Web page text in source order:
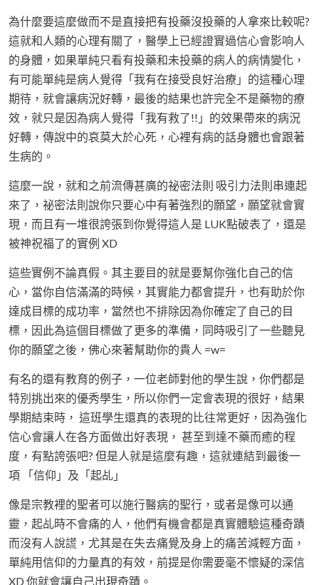
為什麼要這麼做而不是直接把有投藥沒投藥的人拿來比較呢?
這就和人類的心理有關了，醫學上已經證實過信心會影响人
的身體，如果單純只看有投藥和未投藥的病人的病情變化，
有可能單純是病人覺得「我有在接受良好治療」的這種心理
期待，就會讓病況好轉，最後的結果也許完全不是藥物的療
效，就只是因為病人覺得「我有救了!!」的效果帶來的病況
好轉，傳說中的哀莫大於心死，心裡有病的話身體也會跟著
生病的。
這麼一說，就和之前流傳甚廣的祕密法則 吸引力法則串連起
來了，祕密法則說你只要心中有著強烈的願望，願望就會實
現，而且有一堆很誇張到你覺得這人是 LUK點破表了，還是
被神祝福了的實例 XD
這些實例不論真假。其主要目的就是要幫你強化自己的信
心，當你自信滿滿的時候，其實能力都會提升，也有助於你
達成目標的成功率，當然也不排除因為你確定了自己的目
標，因此為這個目標做了更多的準備，同時吸引了一些聽見
你的願望之後，佛心來著幫助你的貴人 =w=
有名的還有教育的例子，一位老師對他的學生說，你們都是
特別挑出來的優秀學生，所以你們一定會表現的很好，結果
學期結束時， 這班學生還真的表現的比往常更好，因為強化
信心會讓人在各方面做出好表現， 甚至到達不藥而癒的程
度，有點誇張吧? 但是人就是這麼有趣，這就連結到最後一
項 「信仰」及「起乩」
像是宗教裡的聖者可以施行醫病的聖行，或者是像可以通
靈，起乩時不會痛的人，他們有機會都是真實體驗這種奇蹟
而沒有人說謊，尤其是在失去痛覺及身上的痛苦減輕方面，
單純用信仰的力量真的有效，前提是你需要毫不懷疑的深信
XD 你就會讓自己出現奇蹟。